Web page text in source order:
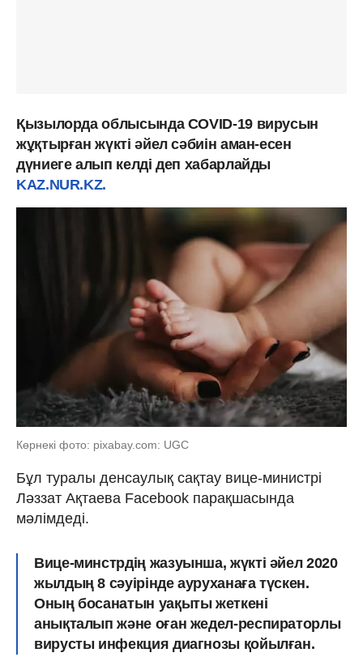
Қызылорда облысында COVID-19 вирусын
жұқтырған жүкті әйел сәбиін аман-есен
дүниеге алып келді деп хабарлайды
KAZ.NUR.KZ.
Көрнекі фото: pixabay.com: UGC
Бұл туралы денсаулық сақтау вице-министрі
Ләззат Ақтаева Facebook парақшасында
мәлімдеді.
Вице-минстрдің жазуынша, жүкті әйел 2020
жылдың 8 сәуірінде ауруханаға түскен.
Оның босанатын уақыты жеткені
анықталып және оған жедел-респираторлы
вирусты инфекция диагнозы қойылған.